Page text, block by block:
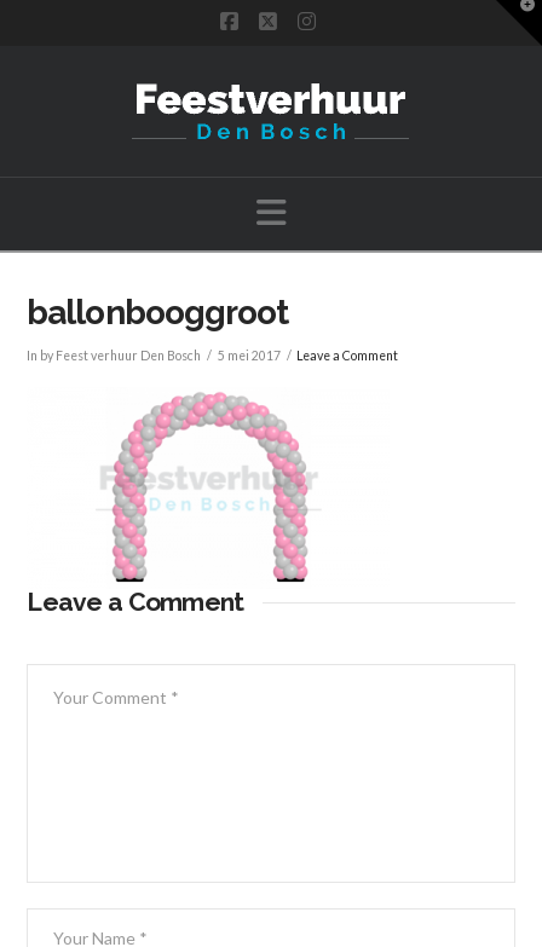
Navigation
ballonbooggroot
In by Feest verhuur Den Bosch 5 mei 2017 Leave a Comment
Leave a Comment